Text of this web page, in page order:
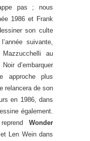
pas ; nous
1986 et Frank
son culte
suivante,
au
d’embarquer
approche plus
relancera de son
en 1986, dans
également.
Wonder
Len Wein dans